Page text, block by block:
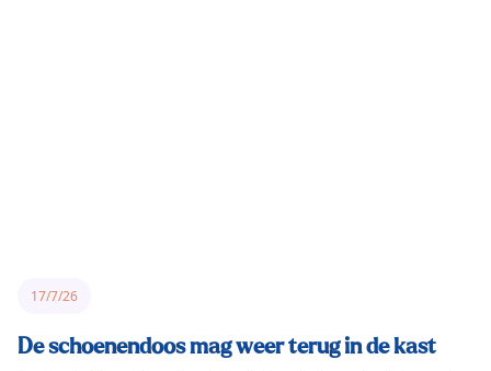
17/7/26
De schoenendoos mag weer terug in de kast